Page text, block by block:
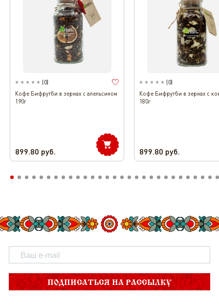
(0)
Кофе Бифрутби в зернах с апельсином
190г
899.80 руб.
(0)
Кофе Бифрутби в зернах с
180г
899.80 руб.
ПОДПИСАТЬСЯ НА РАССЫЛКУ